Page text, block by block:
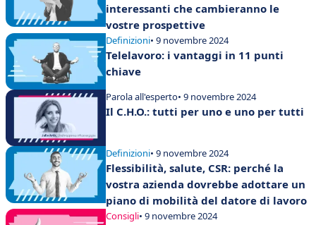
interessanti che cambieranno le
vostre prospettive
Definizioni• 9 novembre 2024
Telelavoro: i vantaggi in 11 punti
chiave
Parola all'esperto• 9 novembre 2024
Il C.H.O.: tutti per uno e uno per tutti
Definizioni• 9 novembre 2024
Flessibilità, salute, CSR: perché la
vostra azienda dovrebbe adottare un
piano di mobilità del datore di lavoro
Consigli• 9 novembre 2024